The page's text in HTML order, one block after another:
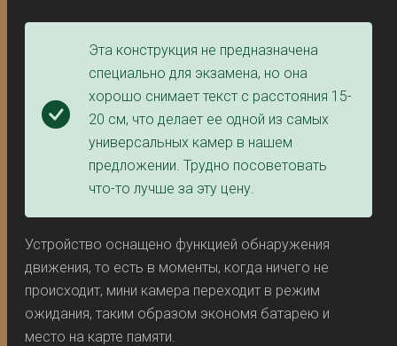
Эта конструкция не предназначена
специально для экзамена, но она
хорошо снимает текст с расстояния 15-
20 см, что делает ее одной из самых
универсальных камер в нашем
предложении. Трудно посоветовать
что-то лучше за эту цену.
Устройство оснащено функцией обнаружения
движения, то есть в моменты, когда ничего не
происходит, мини камера переходит в режим
ожидания, таким образом экономя батарею и
место на карте памяти.